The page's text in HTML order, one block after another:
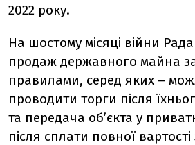
2022 року.
На шостому місяці війни
продаж державного майна
правилами, серед яких –
проводити торги після
та передача обʼєкта у
після сплати повної